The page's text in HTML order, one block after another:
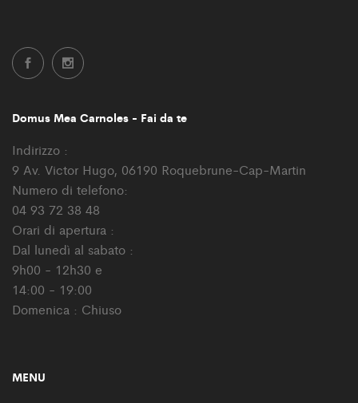
Domus Mea Carnoles - Fai da te
Indirizzo :
9 Av. Victor Hugo, 06190 Roquebrune-Cap-Martin
Numero di telefono:
04 93 72 38 48
Orari di apertura :
Dal lunedì al sabato :
9h00 - 12h30 e
14:00 - 19:00
Domenica : Chiuso
MENU